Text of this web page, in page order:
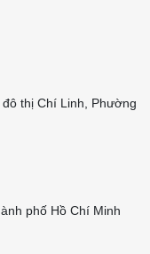
thị Chí Linh, Phường
phố Hồ Chí Minh